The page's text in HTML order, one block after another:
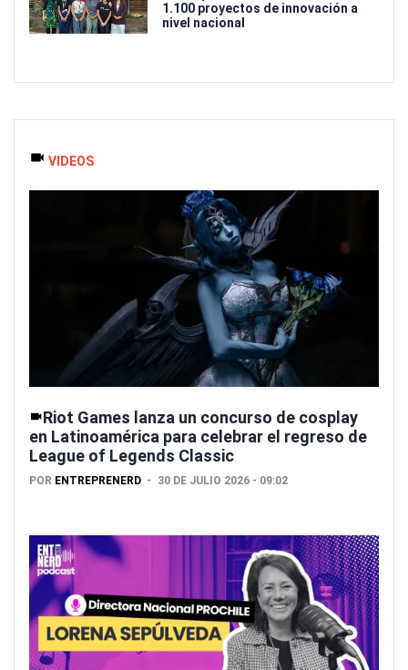
1.100 proyectos de innovación a
nivel nacional
VIDEOS
Riot Games lanza un concurso de cosplay
en Latinoamérica para celebrar el regreso de
League of Legends Classic
POR ENTREPRENERD 30 DE JULIO 2026 - 09:02